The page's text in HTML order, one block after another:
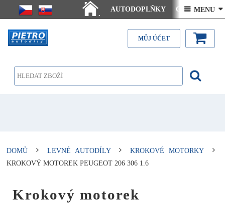
.
AUTODOPLŇKY Ceny doručení
Články - návody Kontakt
 MENU 
MŮJ ÚČET
DOMŮ LEVNÉ AUTODÍLY
KROKOVÉ MOTORKY
KROKOVÝ MOTOREK PEUGEOT 206 306 1.6
Krokový motorek